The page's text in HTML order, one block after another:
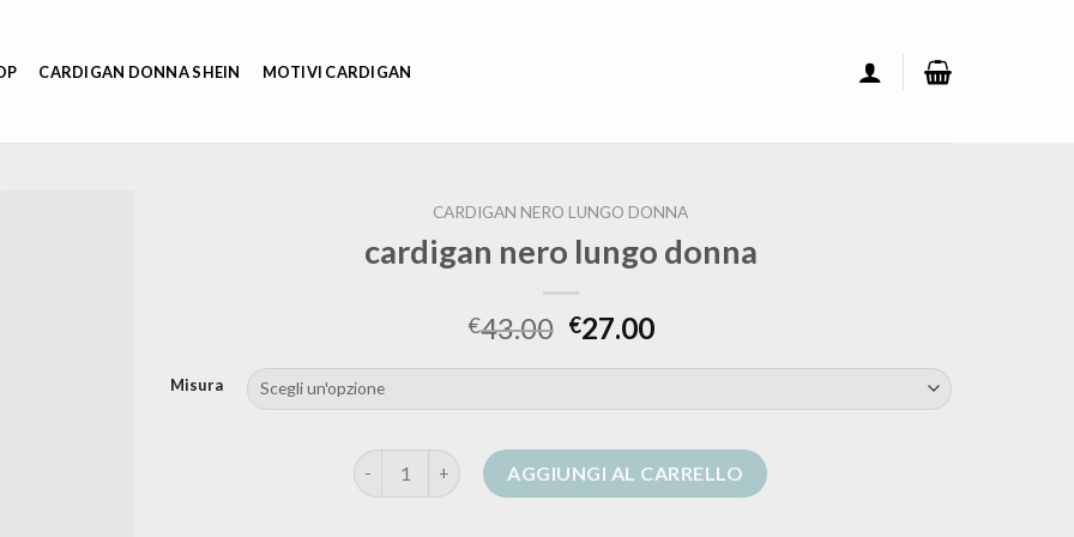
CARDIGAN DONNA SHEIN MOTIVI CARDIGAN
CARDIGAN NERO LUNGO DONNA
cardigan nero lungo donna
€43.00 €27.00
Misura
cardigan nero lungo donna quantità
AGGIUNGI AL CARRELLO